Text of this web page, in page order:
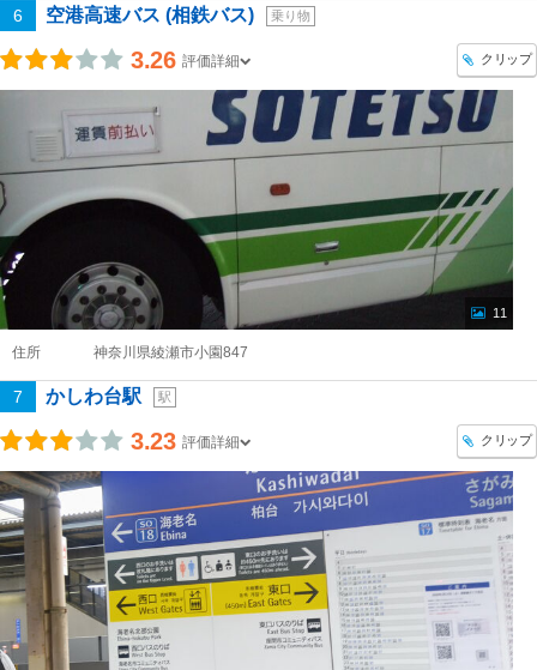
6 空港高速バス (相鉄バス) 乗り物
3.26 評価詳細 クリップ
11
住所 神奈川県綾瀬市小園847
7 かしわ台駅 駅
3.23 評価詳細 クリップ